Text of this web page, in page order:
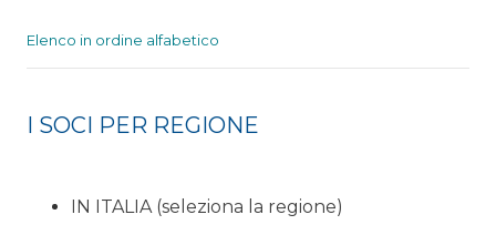
Elenco in ordine alfabetico
I SOCI PER REGIONE
IN ITALIA (seleziona la regione)